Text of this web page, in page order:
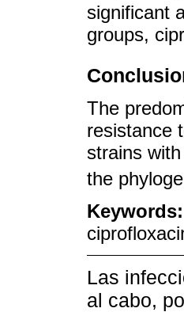
significant
groups,
The
resistance
strains
the
Keywords:
Las
al cabo,